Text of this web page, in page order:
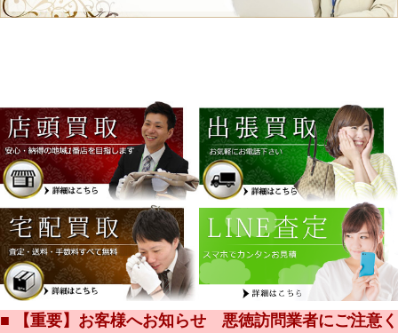
■ 【重要】お客様へお知らせ 悪徳訪問業者にご注意く